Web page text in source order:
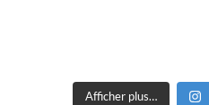
Afficher plus…